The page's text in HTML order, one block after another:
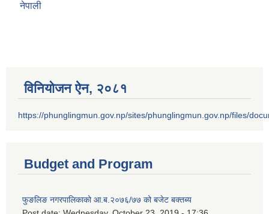
नेपाली
विनियोजन ऐन‚ २०८१
https://phunglingmun.gov.np/sites/phunglingmun.gov.np/files/
Budget and Program
फुङलिङ नगरपालिकाको आ.ब.२०७६/७७ को बजेट बक्तब्य